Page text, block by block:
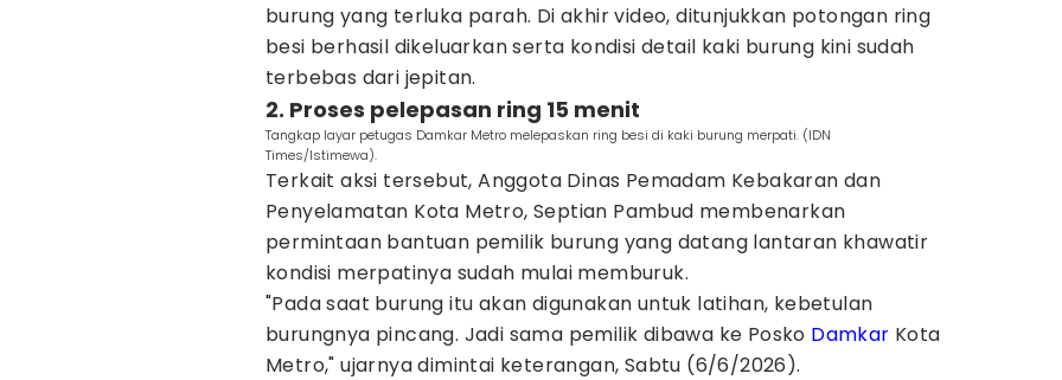
burung yang terluka parah. Di akhir video, ditunjukkan potongan ring
besi berhasil dikeluarkan serta kondisi detail kaki burung kini sudah
terbebas dari jepitan.
2. Proses pelepasan ring 15 menit
Tangkap layar petugas Damkar Metro melepaskan ring besi di kaki burung merpati. (IDN
Times/Istimewa).
Terkait aksi tersebut, Anggota Dinas Pemadam Kebakaran dan
Penyelamatan Kota Metro, Septian Pambud membenarkan
permintaan bantuan pemilik burung yang datang lantaran khawatir
kondisi merpatinya sudah mulai memburuk.
"Pada saat burung itu akan digunakan untuk latihan, kebetulan
burungnya pincang. Jadi sama pemilik dibawa ke Posko Damkar Kota
Metro," ujarnya dimintai keterangan, Sabtu (6/6/2026).